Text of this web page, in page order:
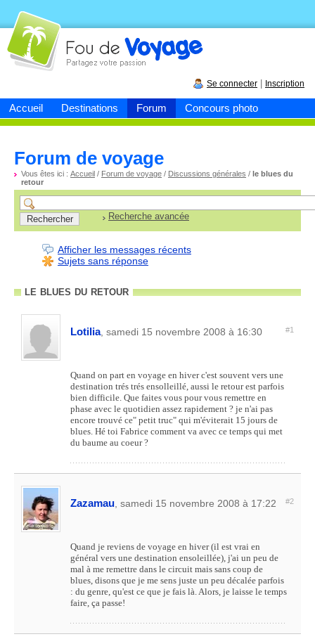
Accueil Destinations Forum Concours photo
Fou devoyage
Se connecter Inscription
Forum de voyage
Vous êtes ici : Accueil / Forum de voyage / Discussions générales / le blues du
retour
Recherche avancée
Afficher les messages récents
Sujets sans réponse
le blues du retour
Lotilia, samedi 15 novembre 2008 à 16:30 #1
Quand on part en voyage en hiver c'est souvent vers une
destination trés trés ensolleillé, aussi le retour est parfois
bien difficile. Que faites vous pour vous remettre en
phase avec le quotidien assez rapidement ? je n'ai pas
encore trouvé ce" petit truc" qui m'éviterait 15 jours de
blues. Hé toi Fabrice comment va avec ce temps qui met
du baume au coeur ?
Zazamau , samedi 15 novembre 2008 à 17:22 #2
Quand je reviens de voyage en hiver (il est vrai en
général vers une destination ensoleillée), j'ai un peu de
mal à me remettre dans le circuit mais sans coup de
blues, disons que je me sens juste un peu décalée parfois
: du genre, qu'est ce que je fais là. Alors, je laisse le temps
faire, ça passe!